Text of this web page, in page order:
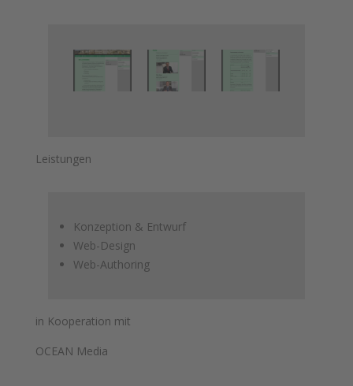
Leistungen
Konzeption & Entwurf
Web-Design
Web-Authoring
in Kooperation mit
OCEAN Media